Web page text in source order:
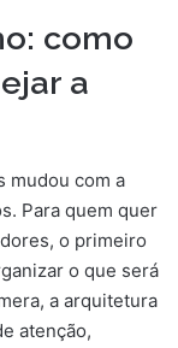
como
a
mudou com a
Para quem quer
o primeiro
o que será
a arquitetura
atenção,